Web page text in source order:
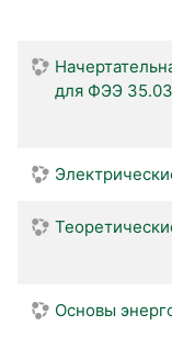
для ФЭЭ
Основы